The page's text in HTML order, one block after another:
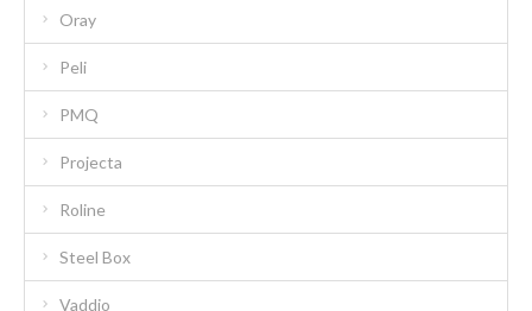
Oray
Peli
PMQ
Projecta
Roline
Steel Box
Vaddio